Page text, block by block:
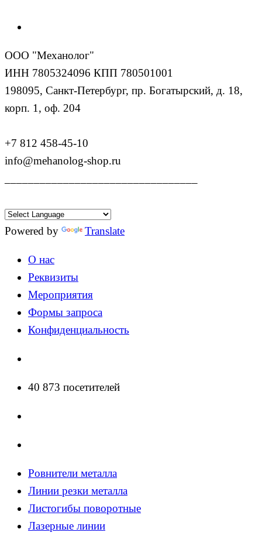
ООО "Механолог"
ИНН 7805324096 КПП 780501001
198095, Санкт-Петербург, пр. Богатырский, д. 18,
корп. 1, оф. 204
+7 812 458-45-10
info@mehanolog-shop.ru
Powered by Translate
О нас
Реквизиты
Мероприятия
Формы запроса
Конфиденциальность
40 873 посетителей
Ровнители металла
Линии резки металла
Листогибы поворотные
Лазерные линии